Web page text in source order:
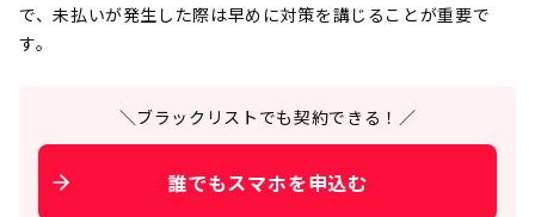
で、未払いが発生した際は早めに対策を講じることが重要で
す。
＼ブラックリストでも契約できる！／
誰でもスマホを申込む